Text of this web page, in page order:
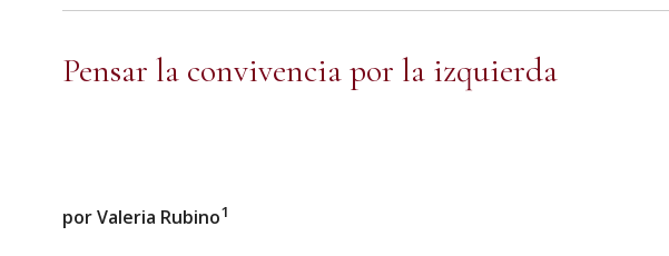
Pensar la convivencia por la izquierda
por Valeria Rubino1